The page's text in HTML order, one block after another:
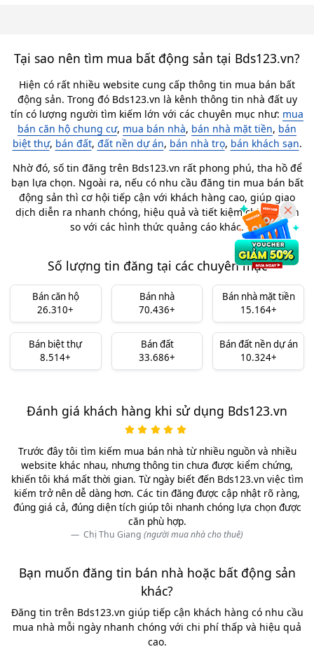
Tại sao nên tìm mua bất động sản tại Bds123.vn?
Hiện có rất nhiều website cung cấp thông tin mua bán bất
động sản. Trong đó Bds123.vn là kênh thông tin nhà đất uy
tín có lượng người tìm kiếm lớn với các chuyên mục như: mua
bán căn hộ chung cư, mua bán nhà, bán nhà mặt tiền, bán
biệt thự, bán đất, đất nền dự án, bán nhà trọ, bán khách sạn.
Nhờ đó, số tin đăng trên Bds123.vn rất phong phú, tha hồ để
bạn lựa chọn. Ngoài ra, nếu có nhu cầu đăng tin mua bán bất
động sản thì cơ hội tiếp cận với khách hàng cao, giúp giao
dịch diễn ra nhanh chóng, hiệu quả và tiết kiệm chi phí hơn
so với các hình thức quảng cáo khác.
Số lượng tin đăng tại các chuyên mục
Bán căn hộ
26.310+
Bán nhà
70.436+
Bán nhà mặt tiền
15.164+
Bán biệt thự
8.514+
Bán đất
33.686+
Bán đất nền dự án
10.324+
Đánh giá khách hàng khi sử dụng Bds123.vn
Trước đây tôi tìm kiếm mua bán nhà từ nhiều nguồn và nhiều
website khác nhau, nhưng thông tin chưa được kiểm chứng,
khiến tôi khá mất thời gian. Từ ngày biết đến Bds123.vn việc tìm
kiếm trở nên dễ dàng hơn. Các tin đăng được cập nhật rõ ràng,
đúng giá cả, đúng diện tích giúp tôi nhanh chóng lựa chọn được
căn phù hợp.
Chị Thu Giang (người mua nhà cho thuê)
Bạn muốn đăng tin bán nhà hoặc bất động sản
khác?
Đăng tin trên Bds123.vn giúp tiếp cận khách hàng có nhu cầu
mua nhà mỗi ngày nhanh chóng với chi phí thấp và hiệu quả
cao.